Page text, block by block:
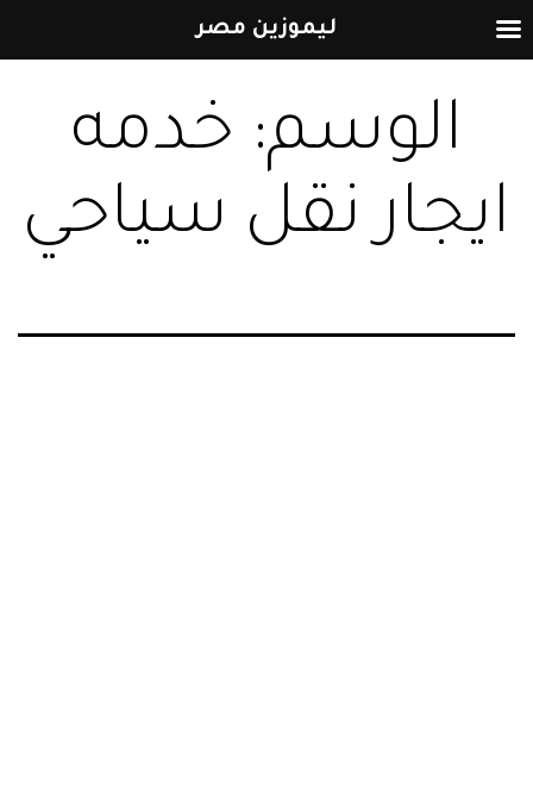
إلىالوسم: خدمه
ايجار نقل سياحي
ليموزين مصر